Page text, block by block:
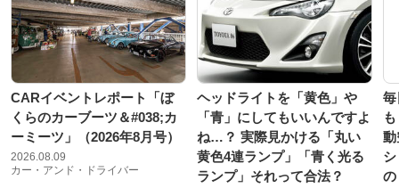
CARイベントレポート「ぼ
くらのカーブーツ＆#038;カ
ーミーツ」（2026年8月号）
2026.08.09
カー・アンド・ドライバー
ヘッドライトを「黄色」や
「青」にしてもいいんですよ
ね…？ 実際見かける「丸い
黄色4連ランプ」「青く光る
ランプ」それって合法？
毎
動
の